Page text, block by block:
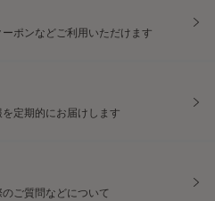
ーポンなどご利用いただけます
定期的にお届けします
のご質問などについて